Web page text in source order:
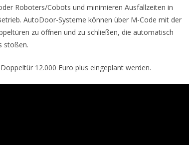
Roboters/Cobots und minimieren Ausfallzeiten in
AutoDoor-Systeme können über M-Code mit der
zu öffnen und zu schließen, die automatisch
stoßen.
12.000 Euro plus eingeplant werden.